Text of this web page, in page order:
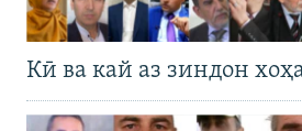
Кӣ ва кай аз зиндон